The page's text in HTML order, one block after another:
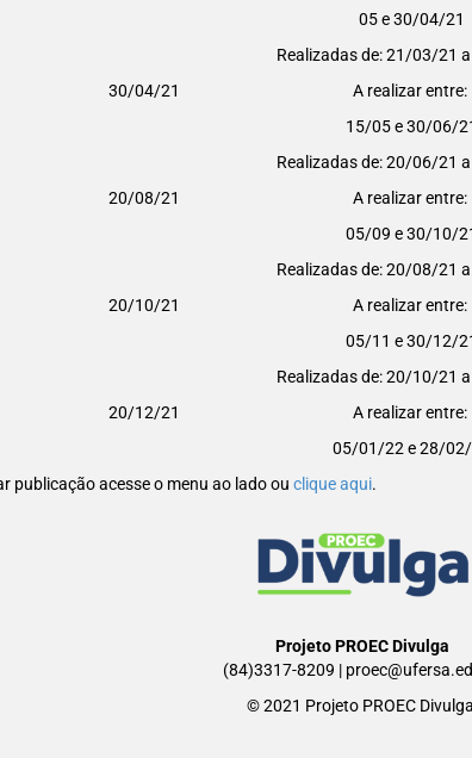
05 e 30/04/21
30/04/21
Realizadas de: 21/03/21
A realizar entre:
15/05 e 30/06/
20/08/21
Realizadas de: 20/06/21
A realizar entre:
05/09 e 30/10/
20/10/21
Realizadas de: 20/08/21
A realizar entre:
05/11 e 30/12/
20/12/21
Realizadas de: 20/10/21
A realizar entre:
05/01/22 e 28/
publicação acesse o menu ao lado ou clique aqui.
Projeto PROEC Divulga
(84)3317-8209 |
© 2021 Projeto PROEC